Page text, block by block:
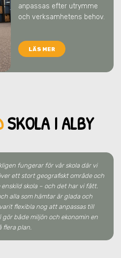
anpassas efter utrymme
och verksamhetens behov.
LÄS MER
SKOLA I ALBY
fungerar för vår skola där vi
ett stort geografiskt område och
skola – och det har vi fått.
alla som hämtar är glada och
flexibla nog att anpassas till
gör både miljön och ekonomin en
flera plan.